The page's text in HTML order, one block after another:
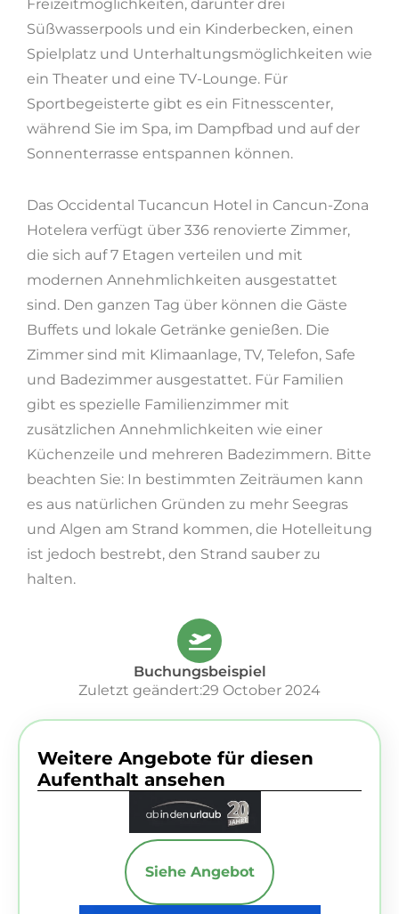
Freizeitmöglichkeiten, darunter drei
Süßwasserpools und ein Kinderbecken, einen
Spielplatz und Unterhaltungsmöglichkeiten wie
ein Theater und eine TV-Lounge. Für
Sportbegeisterte gibt es ein Fitnesscenter,
während Sie im Spa, im Dampfbad und auf der
Sonnenterrasse entspannen können.
Das Occidental Tucancun Hotel in Cancun-Zona
Hotelera verfügt über 336 renovierte Zimmer,
die sich auf 7 Etagen verteilen und mit
modernen Annehmlichkeiten ausgestattet
sind. Den ganzen Tag über können die Gäste
Buffets und lokale Getränke genießen. Die
Zimmer sind mit Klimaanlage, TV, Telefon, Safe
und Badezimmer ausgestattet. Für Familien
gibt es spezielle Familienzimmer mit
zusätzlichen Annehmlichkeiten wie einer
Küchenzeile und mehreren Badezimmern. Bitte
beachten Sie: In bestimmten Zeiträumen kann
es aus natürlichen Gründen zu mehr Seegras
und Algen am Strand kommen, die Hotelleitung
ist jedoch bestrebt, den Strand sauber zu
halten.
Buchungsbeispiel
Zuletzt geändert:29 October 2024
Weitere Angebote für diesen
Aufenthalt ansehen
Siehe Angebot